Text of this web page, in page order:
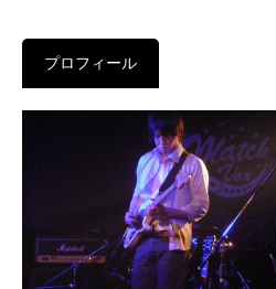
プロフィール